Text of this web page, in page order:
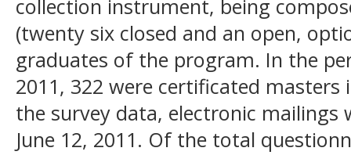
collection instrument, being
(twenty six closed and an open,
graduates of the program. In the
2011, 322 were certificated masters
the survey data, electronic mailings
June 12, 2011. Of the total